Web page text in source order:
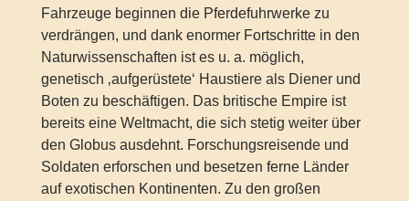
Fahrzeuge beginnen die Pferdefuhrwerke zu
verdrängen, und dank enormer Fortschritte in den
Naturwissenschaften ist es u. a. möglich,
genetisch ‚aufgerüstete‘ Haustiere als Diener und
Boten zu beschäftigen. Das britische Empire ist
bereits eine Weltmacht, die sich stetig weiter über
den Globus ausdehnt. Forschungsreisende und
Soldaten erforschen und besetzen ferne Länder
auf exotischen Kontinenten. Zu den großen